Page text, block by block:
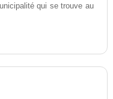
qui se trouve au